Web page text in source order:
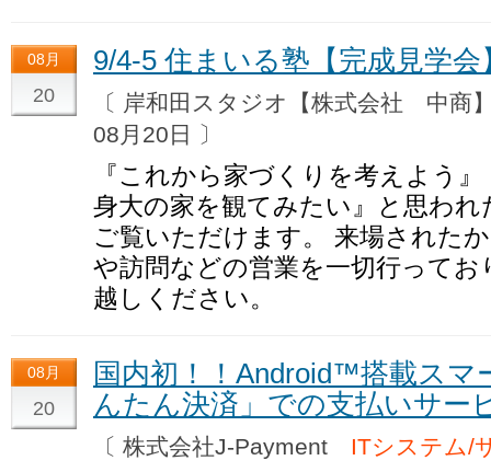
08月
20
9/4-5 住まいる塾【完成見学会
〔 岸和田スタジオ【株式会社 中
08月20日 〕
『これから家づくりを考えよう
身大の家を観てみたい』と思わ
ご覧いただけます。 来場された
や訪問などの営業を一切行って
越しください。
08月
20
国内初！！Android™搭載スマ
んたん決済」での支払いサー
〔 株式会社J-Payment ITシステム/